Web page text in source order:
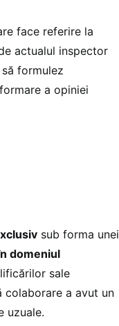
face referire la
actualul inspector
formulez
a opiniei
sub forma unei
domeniul
sale
a avut un
uzuale.